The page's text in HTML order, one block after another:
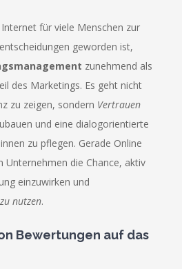
für viele Menschen zur
geworden ist,
zunehmend als
des Marketings. Es geht nicht
zu zeigen, sondern Vertrauen
und eine dialogorientierte
zu pflegen. Gerade Online
Unternehmen die Chance, aktiv
einzuwirken und
nutzen.
Bewertungen auf das